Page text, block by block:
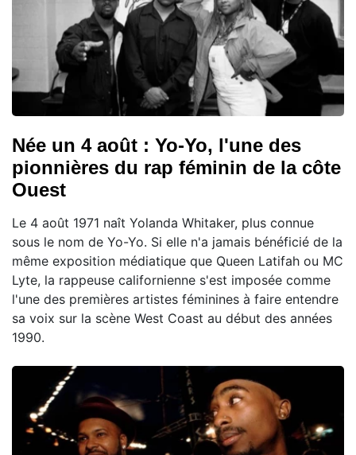
Née un 4 août : Yo-Yo, l'une des
pionnières du rap féminin de la côte
Ouest
Le 4 août 1971 naît Yolanda Whitaker, plus connue
sous le nom de Yo-Yo. Si elle n'a jamais bénéficié de la
même exposition médiatique que Queen Latifah ou MC
Lyte, la rappeuse californienne s'est imposée comme
l'une des premières artistes féminines à faire entendre
sa voix sur la scène West Coast au début des années
1990.